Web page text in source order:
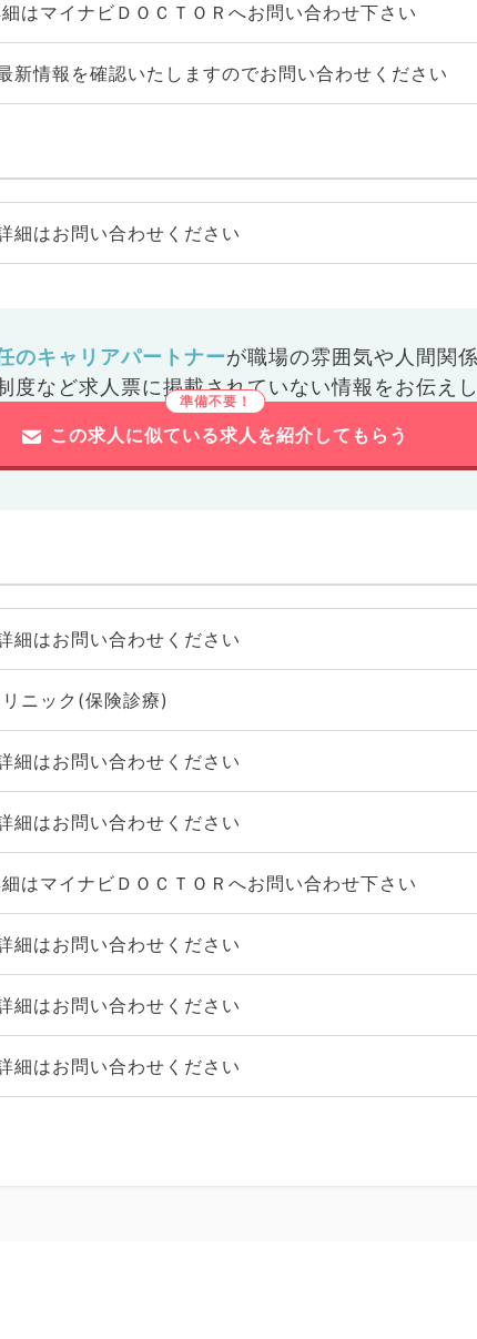
はマイナビＤＯＣＴＯＲへお問い合わせ下さい
新情報を確認いたしますのでお問い合わせください
細はお問い合わせください
のキャリアパートナーが職場の雰囲気や人間関係
度など求人票に掲載されていない情報をお伝えし
この求人に似ている求人を紹介してもらう
細はお問い合わせください
リニック(保険診療)
細はお問い合わせください
細はお問い合わせください
はマイナビＤＯＣＴＯＲへお問い合わせ下さい
細はお問い合わせください
細はお問い合わせください
細はお問い合わせください